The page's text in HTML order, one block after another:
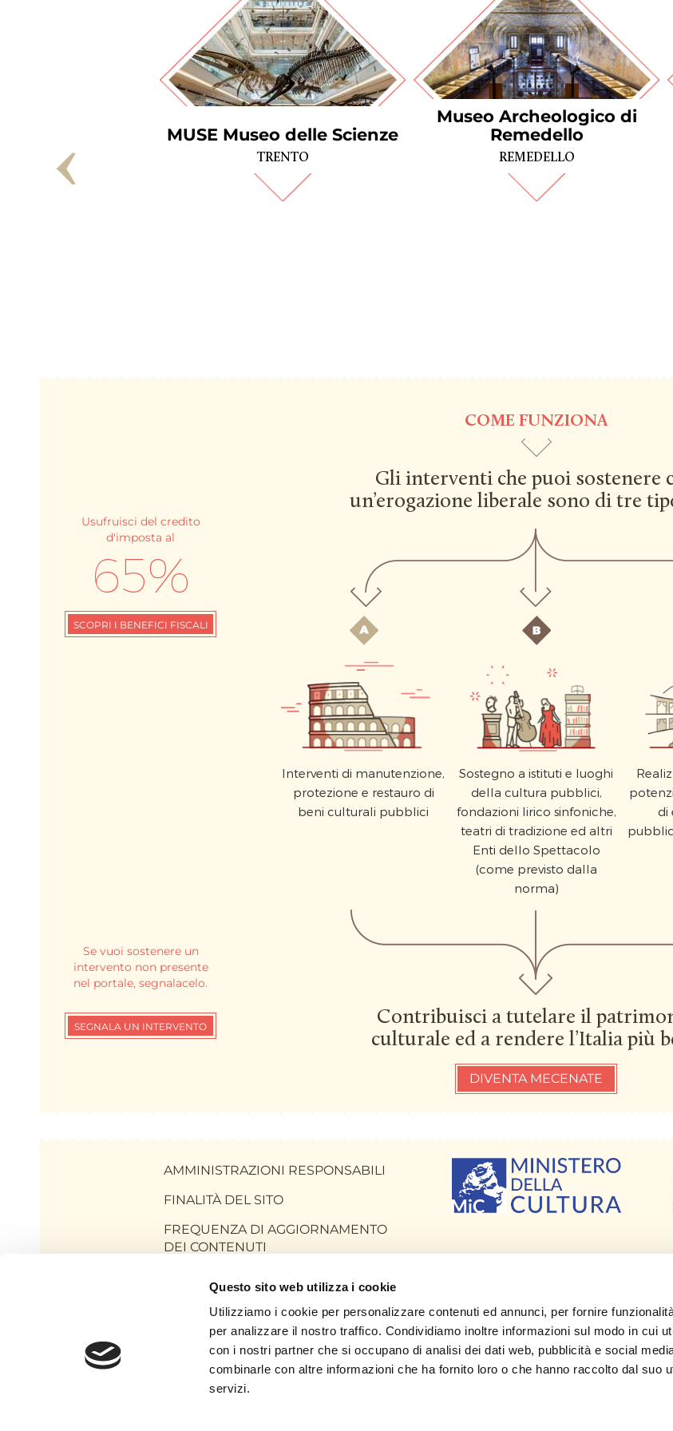
Questo sito web utilizza i cookie
Utilizziamo i cookie per personalizzare contenuti ed annunci, per fornire
per analizzare il nostro traffico. Condividiamo inoltre informazioni sul modo in cui
con i nostri partner che si occupano di analisi dei dati web, pubblicità e social
combinarle con altre informazioni che ha fornito loro o che hanno raccolto dal suo
servizi.
MUSE Museo delle Scienze
TRENTO
Museo Archeologico di
Remedello
REMEDELLO
COME FUNZIONA
Gli interventi che puoi sostenere
un’erogazione liberale sono di tre
Interventi di manutenzione,
protezione e restauro di
beni culturali pubblici
Sostegno a istituti e luoghi
della cultura pubblici,
fondazioni lirico sinfoniche,
teatri di tradizione ed altri
Enti dello Spettacolo
(come previsto dalla
norma)
di
Contribuisci a tutelare il
culturale ed a rendere l’Italia più
DIVENTA MECENATE
Usufruisci del credito
d'imposta al
65%
SCOPRI I BENEFICI FISCALI
Se vuoi sostenere un
intervento non presente
nel portale, segnalacelo.
SEGNALA UN INTERVENTO
AMMINISTRAZIONI RESPONSABILI
FINALITÀ DEL SITO
FREQUENZA DI AGGIORNAMENTO
DEI CONTENUTI
COOKIE POLICY
TERMINI E CONDIZIONI
ENGLISH BRIEF